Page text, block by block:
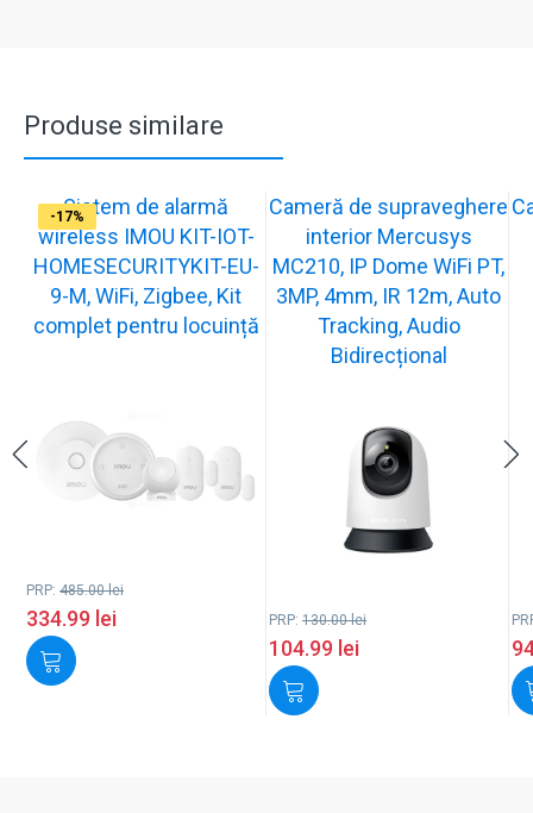
Produse similare
-31%
Sistem de alarmă
wireless IMOU KIT-IOT-
HOMESECURITYKIT-EU-
9-M, WiFi, Zigbee, Kit
complet pentru locuință
PRP: 485.00lei
334.99 lei
-19%
Cameră de supraveghere
interior Mercusys
MC210, IP Dome WiFi PT,
3MP, 4mm, IR 12m, Auto
Tracking, Audio
Bidirecțional
PRP: 130.00lei
104.99 lei
-21%
-15%
-15%
-20%
-12%
-13%
-16%
-17%